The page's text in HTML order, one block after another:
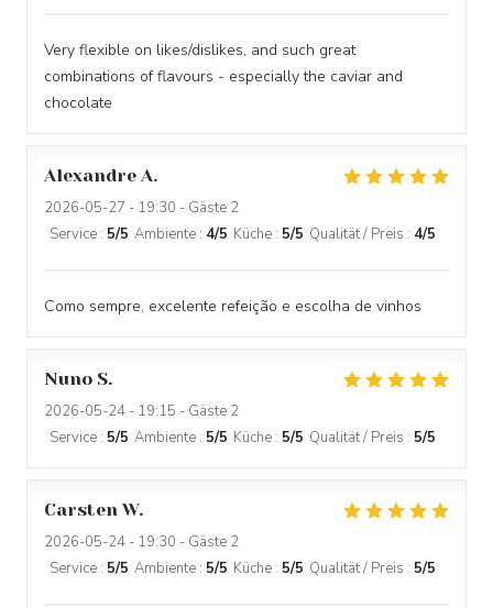
Very flexible on likes/dislikes, and such great
combinations of flavours - especially the caviar and
chocolate
Alexandre A
2026-05-27 - 19:30 - Gäste 2
Service : 5/5 Ambiente : 4/5 Küche : 5/5 Qualität / Preis : 4/5
Como sempre, excelente refeição e escolha de vinhos
Nuno S
2026-05-24 - 19:15 - Gäste 2
Service : 5/5 Ambiente : 5/5 Küche : 5/5 Qualität / Preis : 5/5
Carsten W
2026-05-24 - 19:30 - Gäste 2
Service : 5/5 Ambiente : 5/5 Küche : 5/5 Qualität / Preis : 5/5